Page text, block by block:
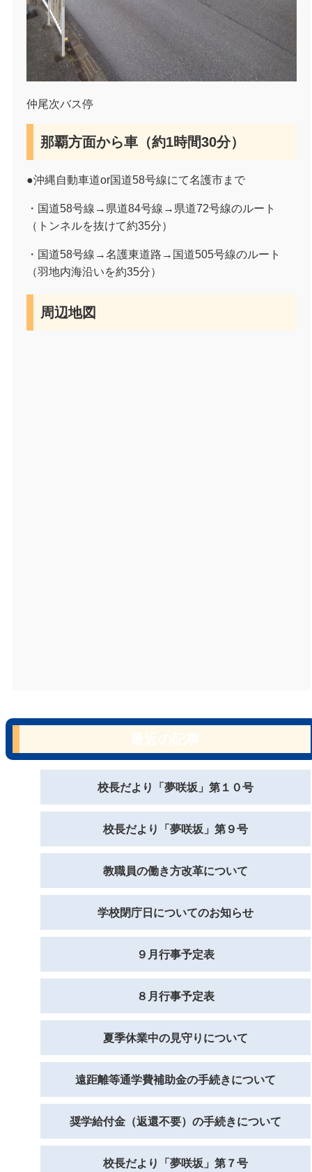
仲尾次バス停
那覇方面から車（約1時間30分）
●沖縄自動車道or国道58号線にて名護市まで
・国道58号線→県道84号線→県道72号線のルート
（トンネルを抜けて約35分）
・国道58号線→名護東道路→国道505号線のルート
（羽地内海沿いを約35分）
周辺地図
校長だより「夢咲坂」第１０号
校長だより「夢咲坂」第９号
教職員の働き方改革について
学校閉庁日についてのお知らせ
９月行事予定表
８月行事予定表
夏季休業中の見守りについて
遠距離等通学費補助金の手続きについて
奨学給付金（返還不要）の手続きについて
校長だより「夢咲坂」第７号